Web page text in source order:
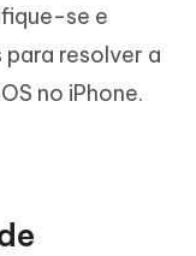
se e
para resolver a
no iPhone.